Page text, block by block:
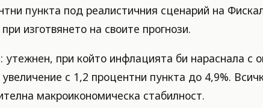
пункта под реалистичния сценарий на
изготвянето на своите прогнози.
при който инфлацията би нараснала с
с 1,2 процентни пункта до 4,9%.
макроикономическа стабилност.